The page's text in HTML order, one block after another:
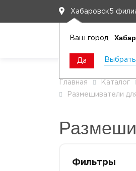
Хабаровск5
Ваш город
Да
Главная Каталог
Размешиватели
Фильтры